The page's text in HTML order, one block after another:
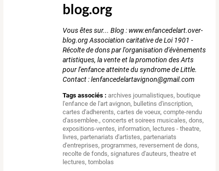
blog.org
Vous êtes sur... Blog : www.enfancedelart.over-
blog.org Association caritative de Loi 1901 -
Récolte de dons par l'organisation d'évènements
artistiques, la vente et la promotion des Arts
pour l'enfance atteinte du syndrome de Little.
Contact : lenfancedelartavignon@gmail.com
Tags associés : archives journalistiques, boutique
l'enfance de l'art avignon, bulletins d'inscription,
cartes d'adherents,cartes de voeux,compte-rendu
d'assemblee.,concerts et soirees musicales,dons,
expositions-ventes, information, lectures - theatre,
livres, partenariats d'artistes, partenariats
d'entreprises, programmes, reversement de dons,
recolte de fonds,signatures d'auteurs,theatre et
lectures,tombolas